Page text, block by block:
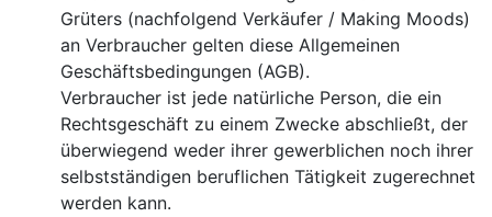
Grüters (nachfolgend Verkäufer / Making Moods)
an Verbraucher gelten diese Allgemeinen
Geschäftsbedingungen (AGB).
Verbraucher ist jede natürliche Person, die ein
Rechtsgeschäft zu einem Zwecke abschließt, der
überwiegend weder ihrer gewerblichen noch ihrer
selbstständigen beruflichen Tätigkeit zugerechnet
werden kann.